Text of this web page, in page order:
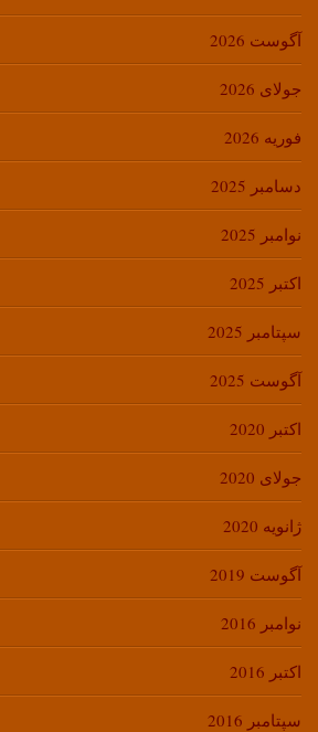
آگوست 2026
جولای 2026
فوریه 2026
دسامبر 2025
نوامبر 2025
اکتبر 2025
سپتامبر 2025
آگوست 2025
اکتبر 2020
جولای 2020
ژانویه 2020
آگوست 2019
نوامبر 2016
اکتبر 2016
سپتامبر 2016